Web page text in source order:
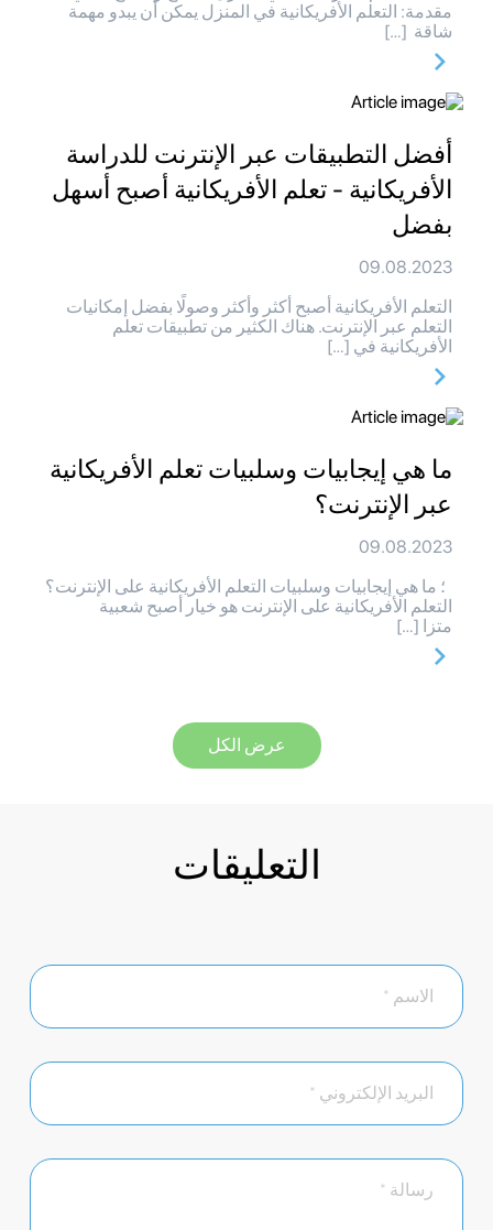
مقدمة: التعلم الأفريكانية في المنزل يمكن أن يبدو مهمة
شاقة […]
أفضل التطبيقات عبر الإنترنت للدراسة
الأفريكانية - تعلم الأفريكانية أصبح أسهل
بفضل
09.08.2023
التعلم الأفريكانية أصبح أكثر وأكثر وصولًا بفضل إمكانيات
التعلم عبر الإنترنت. هناك الكثير من تطبيقات تعلم
الأفريكانية في […]
ما هي إيجابيات وسلبيات تعلم الأفريكانية
عبر الإنترنت؟
09.08.2023
؛ ما هي إيجابيات وسلبيات التعلم الأفريكانية على الإنترنت؟
التعلم الأفريكانية على الإنترنت هو خيار أصبح شعبية
متزا […]
عرض الكل
التعليقات